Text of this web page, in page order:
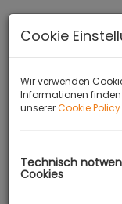
Cookie
Wir verwenden
Informationen finden
unsererCookie Policy.
Technisch
Cookies